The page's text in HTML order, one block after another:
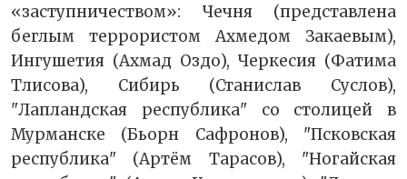
«заступничеством»: Чечня (представлена
беглым террористом Ахмедом Закаевым),
Ингушетия (Ахмад Оздо), Черкесия (Фатима
Тлисова), Сибирь (Станислав Суслов),
"Лапландская республика" со столицей в
Мурманске (Бьорн Сафронов), "Псковская
республика" (Артём Тарасов), "Ногайская